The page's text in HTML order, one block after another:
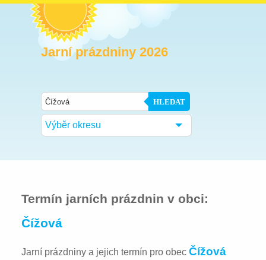
Jarní prázdniny 2026
HLEDAT
Výběr okresu
Termín jarních prázdnin v obci:
Čížová
Jarní prázdniny a jejich termín pro obecČížová